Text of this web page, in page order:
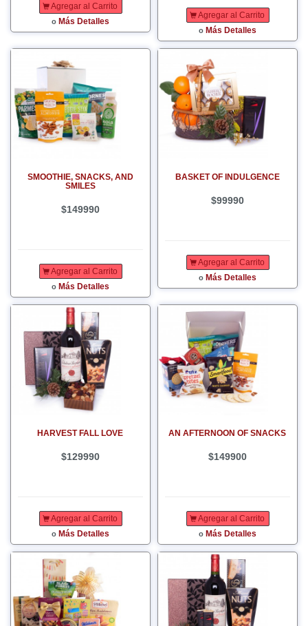
Agregar al Carrito
o Más Detalles
Agregar al Carrito
o Más Detalles
SMOOTHIE, SNACKS, AND
SMILES
$149990
Agregar al Carrito
o Más Detalles
BASKET OF INDULGENCE
$99990
Agregar al Carrito
o Más Detalles
HARVEST FALL LOVE
$129990
Agregar al Carrito
o Más Detalles
AN AFTERNOON OF SNACKS
$149900
Agregar al Carrito
o Más Detalles